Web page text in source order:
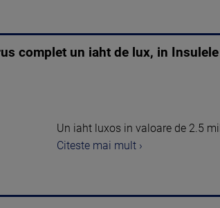
complet un iaht de lux, in
Un iaht luxos in valoare de 2.5
Citeste mai mult ›